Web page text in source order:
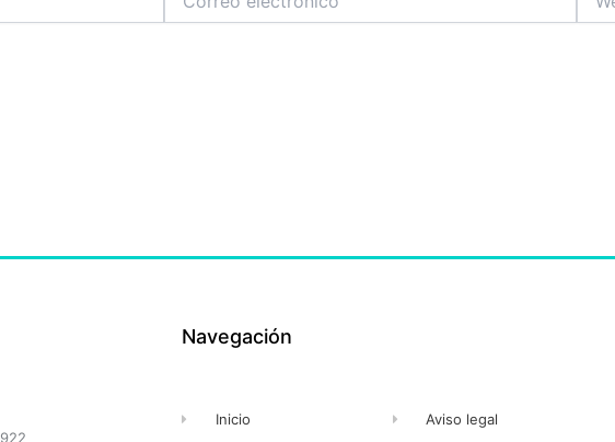
electrónico
Navegación
Inicio Aviso legal